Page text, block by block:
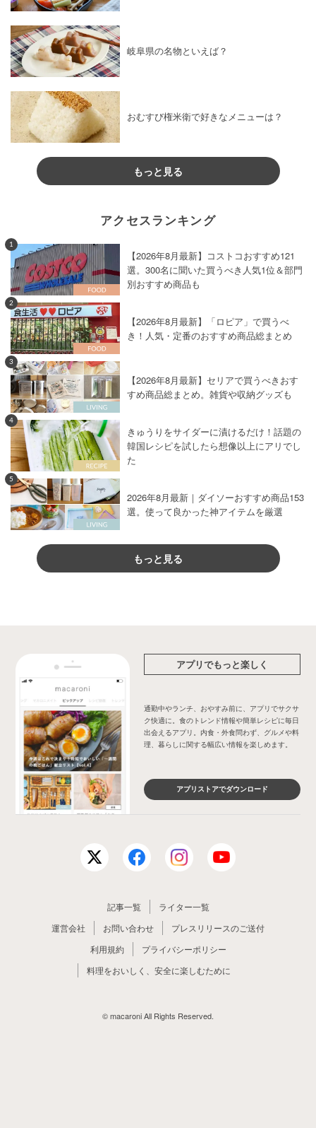
岐阜県の名物といえば？
おむすび権米衛で好きなメニューは？
もっと見る
アクセスランキング
1
【2026年8月最新】コストコおすすめ121
選。300名に聞いた買うべき人気1位＆部門
別おすすめ商品も
2
【2026年8月最新】「ロピア」で買うべ
き！人気・定番のおすすめ商品総まとめ
3
【2026年8月最新】セリアで買うべきおす
すめ商品総まとめ。雑貨や収納グッズも
4
きゅうりをサイダーに漬けるだけ！話題の
韓国レシピを試したら想像以上にアリでし
た
5
2026年8月最新｜ダイソーおすすめ商品153
選。使って良かった神アイテムを厳選
もっと見る
アプリでもっと楽しく
通勤中やランチ、おやすみ前に、アプリでサクサ
ク快適に。食のトレンド情報や簡単レシピに毎日
出会えるアプリ。内食・外食問わず、グルメや料
理、暮らしに関する幅広い情報を楽しめます。
アプリストアでダウンロード
記事一覧
ライター一覧
運営会社
お問い合わせ
プレスリリースのご送付
利用規約
プライバシーポリシー
料理をおいしく、安全に楽しむために
© macaroni All Rights Reserved.